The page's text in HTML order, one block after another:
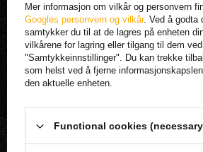
REGISTRER
KURV
HANDLELISTE
LISTE OVER KJØPTE PRODUKTER
Mer informasjon om vilkår og personvern
Googles personvern og vilkår. Ved å godta
samtykker du til at de lagres på enheten
vilkårene for lagring eller tilgang til dem
"Samtykkeinnstillinger". Du kan trekke
som helst ved å fjerne
den aktuelle enheten.
Functional cookies